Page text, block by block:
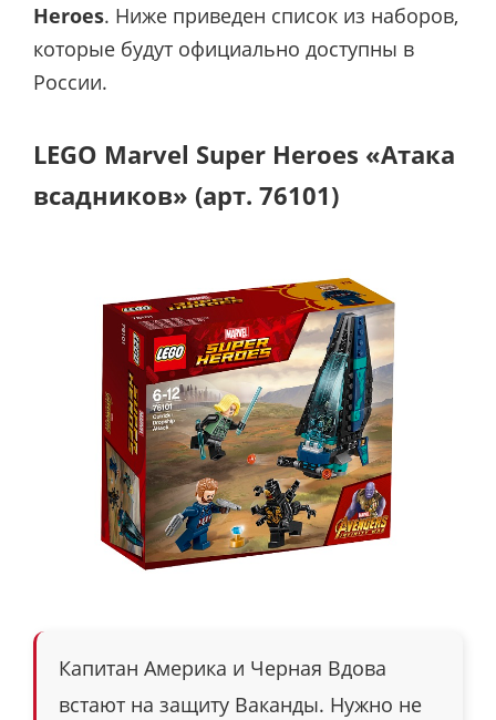
Heroes. Ниже приведен список из наборов,
которые будут официально доступны в
России.
LEGO Marvel Super Heroes «Атака
всадников» (арт. 76101)
Капитан Америка и Черная Вдова
встают на защиту Ваканды. Нужно не